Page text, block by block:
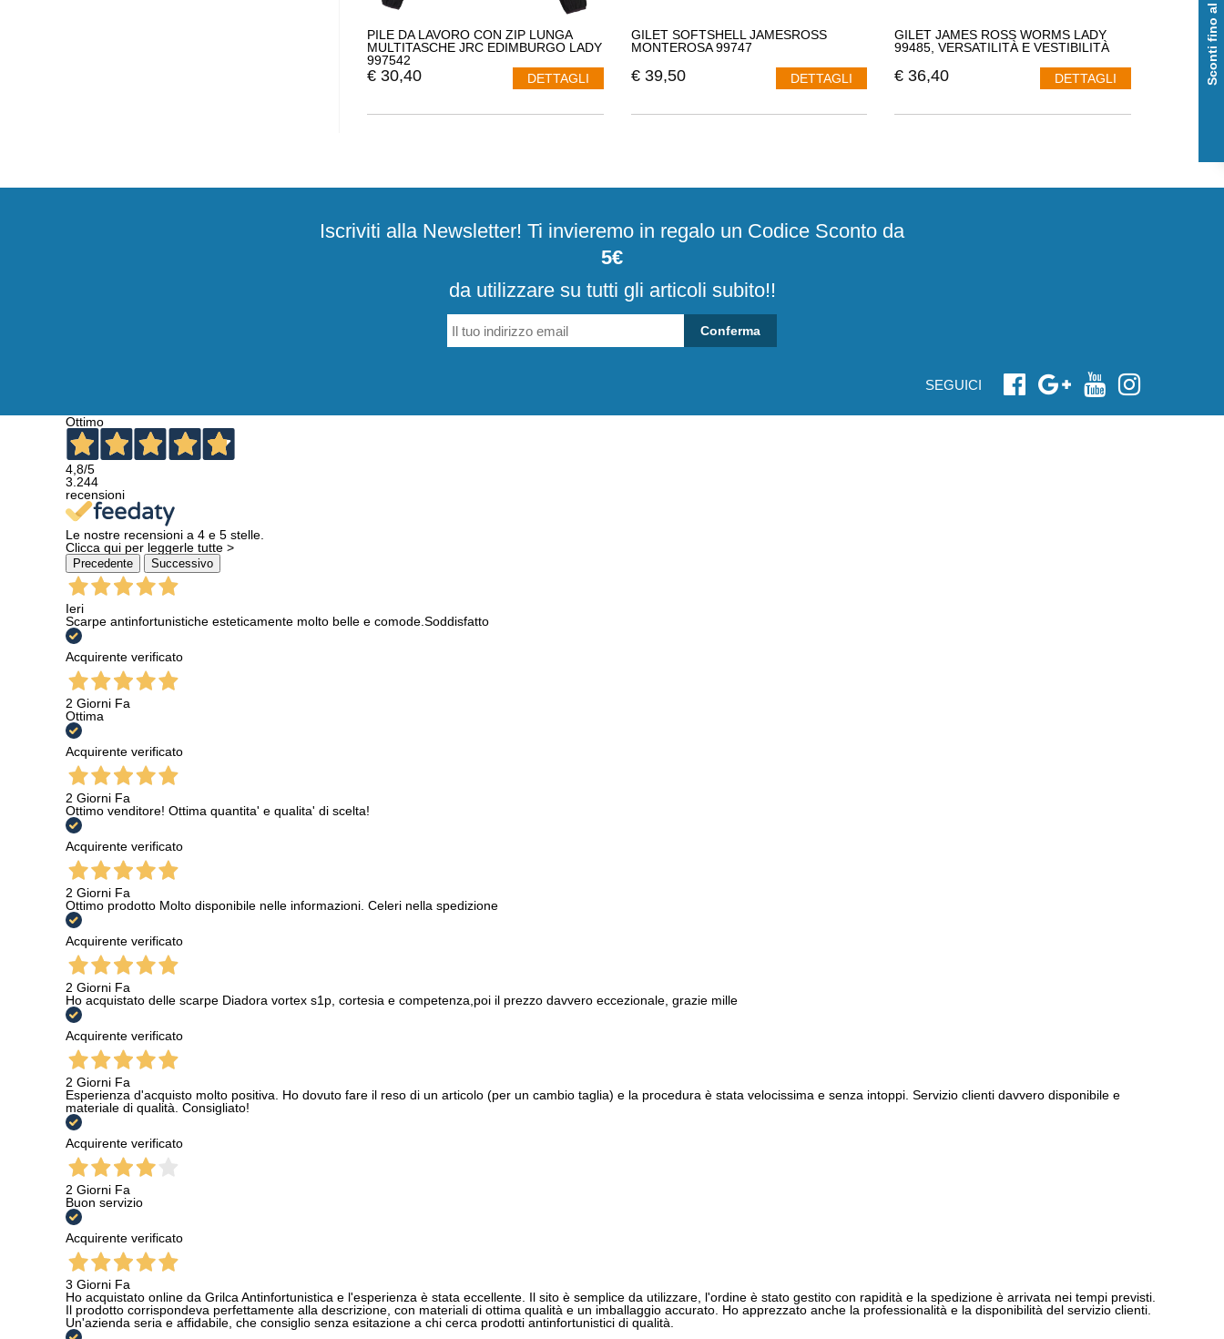
PILE DA LAVORO CON ZIP LUNGA
MULTITASCHE JRC EDIMBURGO LADY
997542
€ 30,40 DETTAGLI
GILET SOFTSHELL JAMESROSS
MONTEROSA 99747
€ 39,50 DETTAGLI
GILET JAMES ROSS WORMS LADY
99485, VERSATILITÀ E VESTIBILITÀ
€ 36,40 DETTAGLI
Iscriviti alla Newsletter! Ti invieremo in regalo un Codice Sconto da
5€
da utilizzare su tutti gli articoli subito!!
Conferma
SEGUICI
Ottimo
4,8/5
3.244
recensioni
Le nostre recensioni a 4 e 5 stelle.
Clicca qui per leggerle tutte >
Precedente Successivo
Ieri
Scarpe antinfortunistiche esteticamente molto belle e comode.Soddisfatto
Acquirente verificato
2 Giorni Fa
Ottima
Acquirente verificato
2 Giorni Fa
Ottimo venditore! Ottima quantita' e qualita' di scelta!
Acquirente verificato
2 Giorni Fa
Ottimo prodotto Molto disponibile nelle informazioni. Celeri nella spedizione
Acquirente verificato
2 Giorni Fa
Ho acquistato delle scarpe Diadora vortex s1p, cortesia e competenza,poi il prezzo davvero eccezionale, grazie mille
Acquirente verificato
2 Giorni Fa
Esperienza d'acquisto molto positiva. Ho dovuto fare il reso di un articolo (per un cambio taglia) e la procedura è stata velocissima e senza intoppi. Servizio clienti davvero disponibile e
materiale di qualità. Consigliato!
Acquirente verificato
2 Giorni Fa
Buon servizio
Acquirente verificato
3 Giorni Fa
Ho acquistato online da Grilca Antinfortunistica e l'esperienza è stata eccellente. Il sito è semplice da utilizzare, l'ordine è stato gestito con rapidità e la spedizione è arrivata nei tempi previsti.
Il prodotto corrispondeva perfettamente alla descrizione, con materiali di ottima qualità e un imballaggio accurato. Ho apprezzato anche la professionalità e la disponibilità del servizio clienti.
Un'azienda seria e affidabile, che consiglio senza esitazione a chi cerca prodotti antinfortunistici di qualità.
Sconti fino al 50%